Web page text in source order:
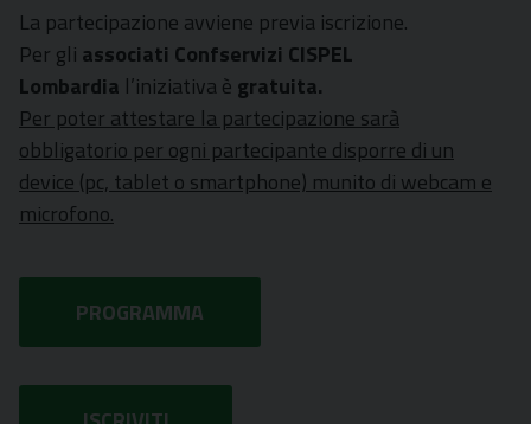
La partecipazione avviene previa iscrizione.
Per gli associati Confservizi CISPEL
Lombardia l’iniziativa è gratuita.
Per poter attestare la partecipazione sarà
obbligatorio per ogni partecipante disporre di un
device (pc, tablet o smartphone) munito di webcam e
microfono.
PROGRAMMA